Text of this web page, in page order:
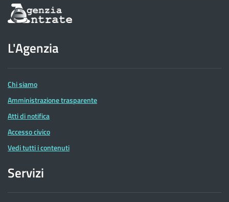
Informazioni
sul
dell'Agenzia
delle
Entrate
L'Agenzia
Chi siamo
Amministrazione trasparente
Atti di notifica
Accesso civico
Vedi tutti i contenuti
Servizi